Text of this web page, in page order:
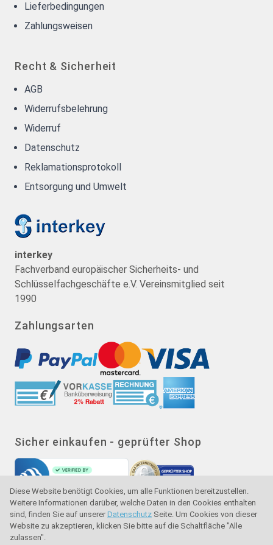
Diese Website benötigt Cookies, um alle Funktionen bereitzustellen.
Weitere Informationen darüber, welche Daten in den Cookies enthalten
sind, finden Sie auf unserer Datenschutz Seite. Um Cookies von dieser
Website zu akzeptieren, klicken Sie bitte auf die Schaltfläche "Alle
zulassen".
Lieferbedingungen
Zahlungsweisen
Recht & Sicherheit
AGB
Widerrufsbelehrung
Widerruf
Datenschutz
Reklamationsprotokoll
Entsorgung und Umwelt
interkey
Fachverband europäischer Sicherheits- und
Schlüsselfachgeschäfte e.V. Vereinsmitglied seit
1990
Zahlungsarten
Sicher einkaufen - geprüfter Shop